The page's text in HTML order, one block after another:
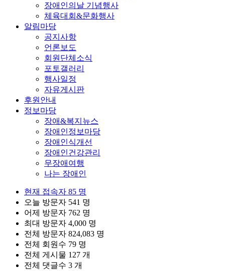
장애인의날 기념행사
체육대회&문화행사
알림마당
공지사항
언론보도
회원단체소식
포토갤러리
행사일정
자유게시판
후원안내
정보마당
장애&복지뉴스
장애인정보마당
장애인식개선
장애인건강관리
무장애여행
나는 장애인
현재 접속자 85 명
오늘 방문자 541 명
어제 방문자 762 명
최대 방문자 4,000 명
전체 방문자 824,083 명
전체 회원수 79 명
전체 게시물 127 개
전체 댓글수 3 개